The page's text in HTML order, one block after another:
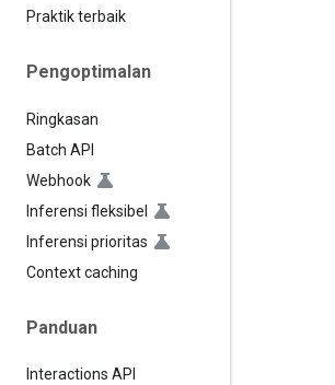
Praktik terbaik
Pengoptimalan
Ringkasan
Batch API
Webhook
Inferensi fleksibel
Inferensi prioritas
Context caching
Panduan
Interactions API